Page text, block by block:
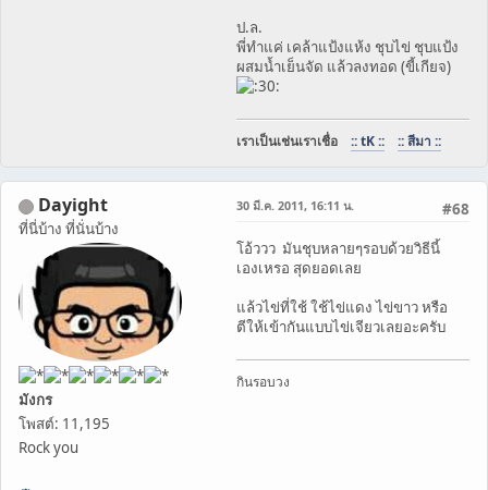
ป.ล.
พี่ทำแค่ เคล้าแป้งแห้ง ชุบไข่ ชุบแป้ง
ผสมน้ำเย็นจัด แล้วลงทอด (ขี้เกียจ)
เราเป็นเช่นเราเชื่อ :: tK :: :: สีมา ::
Dayight
ที่นี่บ้าง ที่นั่นบ้าง
มังกร
โพสต์: 11,195
Rock you
#68
30 มี.ค. 2011, 16:11 น.
โอ้ววว มันชุบหลายๆรอบด้วยวิธีนี้
เองเหรอ สุดยอดเลย
แล้วไข่ที่ใช้ ใช้ไข่แดง ไข่ขาว หรือ
ตีให้เข้ากันแบบไข่เจียวเลยอะครับ
กินรอบวง